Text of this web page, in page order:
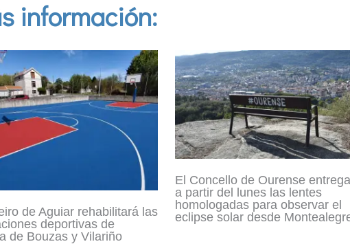
información:
de Aguiar rehabilitará las
deportivas de
de Bouzas y Vilariño
El Concello de Ourense
a partir del lunes las lentes
homologadas para observar el
eclipse solar desde